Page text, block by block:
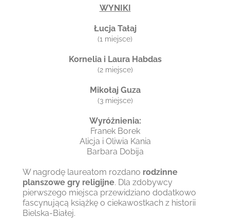
WYNIKI
Łucja Tałaj
(1 miejsce)
Kornelia i Laura Habdas
(2 miejsce)
Mikołaj Guza
(3 miejsce)
Wyróżnienia:
Franek Borek
Alicja i Oliwia Kania
Barbara Dobija
W nagrodę laureatom rozdano rodzinne
planszowe gry religijne. Dla zdobywcy
pierwszego miejsca przewidziano dodatkowo
fascynującą książkę o ciekawostkach z historii
Bielska-Białej.